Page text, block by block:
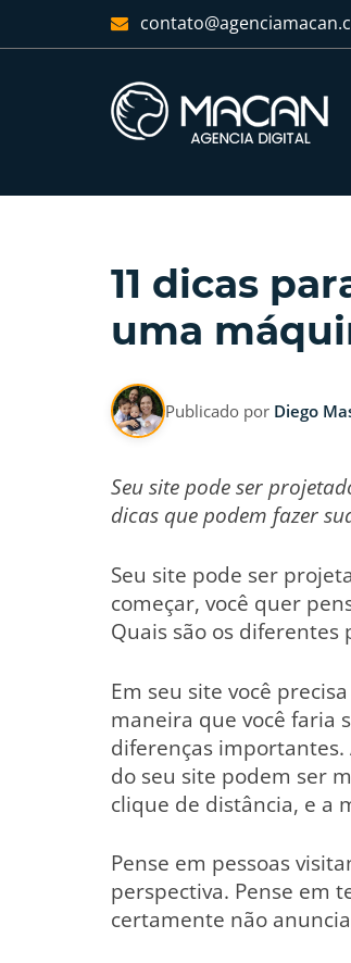
11 dicas
uma
Publicado por Diego
Seu site pode ser
dicas que podem fazer
Seu site pode ser
começar, você quer
Quais são os diferentes
Em seu site você
maneira que você faria
diferenças importantes.
do seu site podem ser
clique de distância, e a
Pense em pessoas
perspectiva. Pense em
certamente não